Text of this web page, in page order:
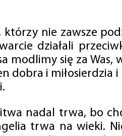
nie zawsze
działali
modlimy się za Was,
dobra i miłosierdzia
nadal trwa, bo
trwa na wieki.